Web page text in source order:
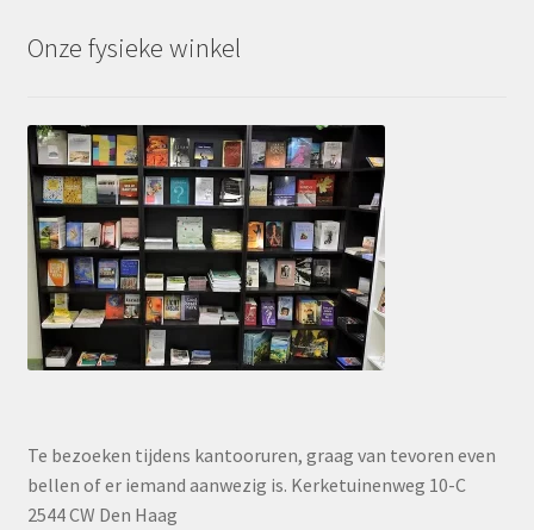
Onze fysieke winkel
Te bezoeken tijdens kantooruren, graag van tevoren even
bellen of er iemand aanwezig is. Kerketuinenweg 10-C
2544 CW Den Haag